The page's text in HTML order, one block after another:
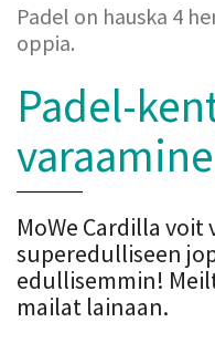
Padel on hauska 4
oppia.
Padel-
MoWe Cardilla
superedulliseen
edullisemmin!
mailat lainaan.